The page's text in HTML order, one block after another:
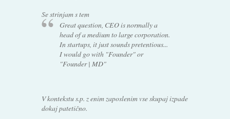
Se strinjam s tem
Great question, CEO is normally a
head of a medium to large corporation.
In startups, it just sounds pretentious...
I would go with "Founder" or
"Founder | MD"
V kontekstu s.p. z enim zaposlenim vse skupaj izpade
dokaj patetično.